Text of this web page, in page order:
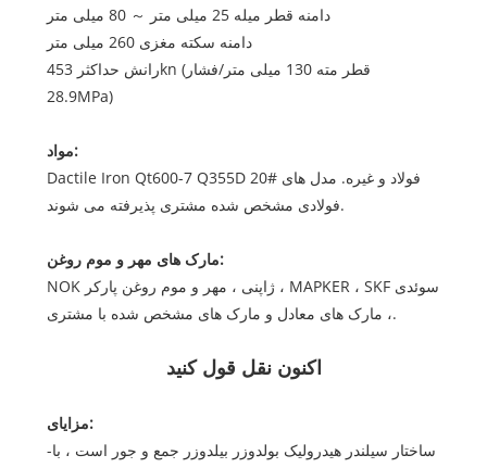
دامنه قطر میله 25 میلی متر ～ 80 میلی متر
دامنه سکته مغزی 260 میلی متر
رانش حداکثر 453kn (قطر مته 130 میلی متر/فشار
28.9MPa)
مواد:
Dactile Iron Qt600-7 Q355D 20# فولاد و غیره. مدل های
فولادی مشخص شده مشتری پذیرفته می شوند.
مارک های مهر و موم روغن:
NOK ژاپنی ، مهر و موم روغن پارکر ، MAPKER ، SKF سوئدی
، مارک های معادل و مارک های مشخص شده با مشتری.
اکنون نقل قول کنید
مزایای:
-ساختار سیلندر هیدرولیک بولدوزر بیلدوزر جمع و جور است ، با